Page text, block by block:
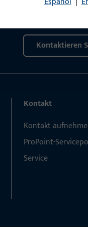
Haben Sie
Kontaktieren
Kontakt
Kontakt
ProPoint-
Service